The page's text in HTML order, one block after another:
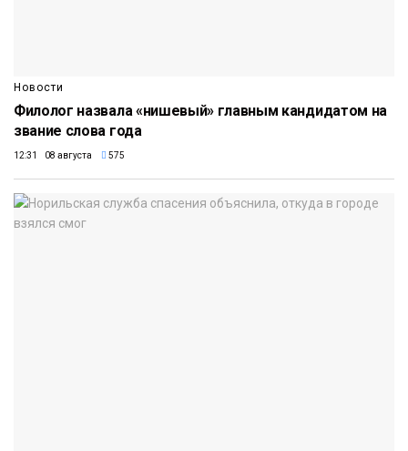
Новости
Филолог назвала «нишевый» главным кандидатом на
звание слова года
12:31 08 августа 575